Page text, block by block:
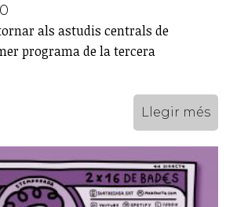
als astudis centrals de
programa de la tercera
Llegir més